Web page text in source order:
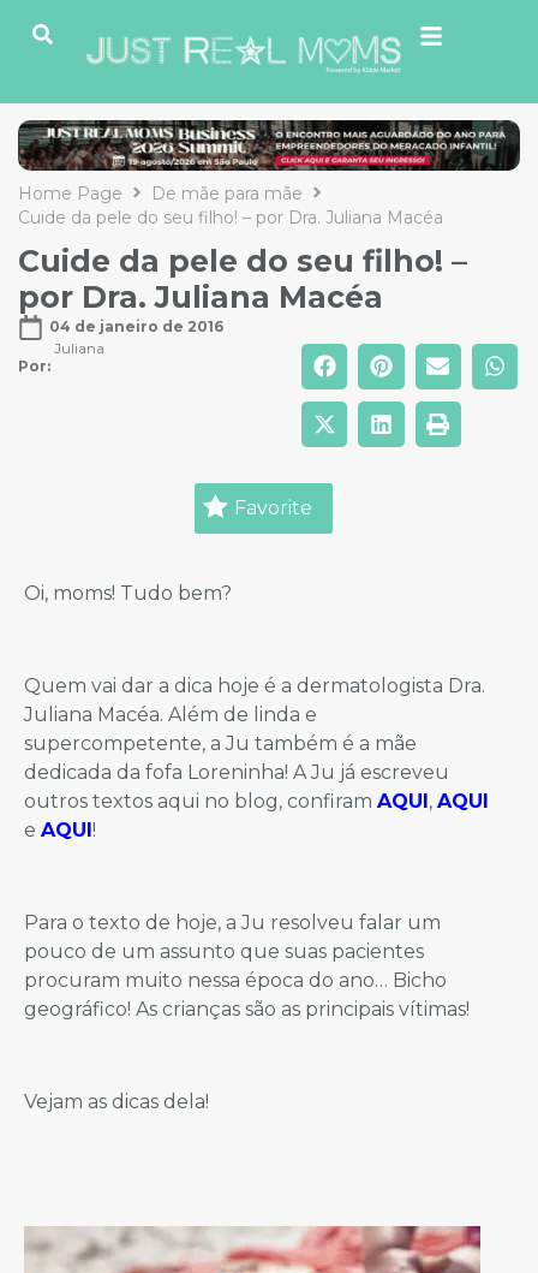
Home Page
De mãe para mãe
Cuide da pele do seu filho! – por Dra. Juliana Macéa
Cuide da pele do seu filho! –
por Dra. Juliana Macéa
04 de janeiro de 2016
Por:
Juliana
Favorite
Oi, moms! Tudo bem?
Quem vai dar a dica hoje é a dermatologista Dra.
Juliana Macéa. Além de linda e
supercompetente, a Ju também é a mãe
dedicada da fofa Loreninha! A Ju já escreveu
outros textos aqui no blog, confiram AQUI , AQUI
e AQUI !
Para o texto de hoje, a Ju resolveu falar um
pouco de um assunto que suas pacientes
procuram muito nessa época do ano… Bicho
geográfico! As crianças são as principais vítimas!
Vejam as dicas dela!